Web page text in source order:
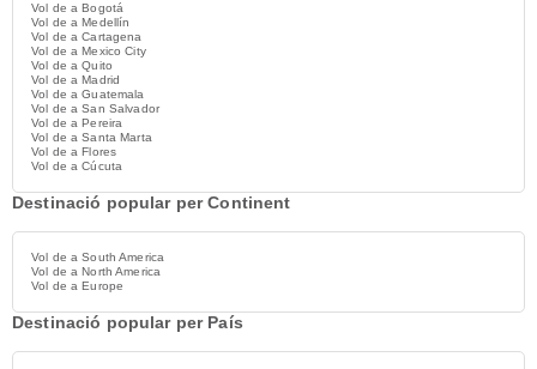
Vol de a Bogotá
Vol de a Medellín
Vol de a Cartagena
Vol de a Mexico City
Vol de a Quito
Vol de a Madrid
Vol de a Guatemala
Vol de a San Salvador
Vol de a Pereira
Vol de a Santa Marta
Vol de a Flores
Vol de a Cúcuta
Destinació popular per Continent
Vol de a South America
Vol de a North America
Vol de a Europe
Destinació popular per País